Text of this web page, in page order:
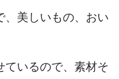
、美しいもの、おい
いるので、素材そ